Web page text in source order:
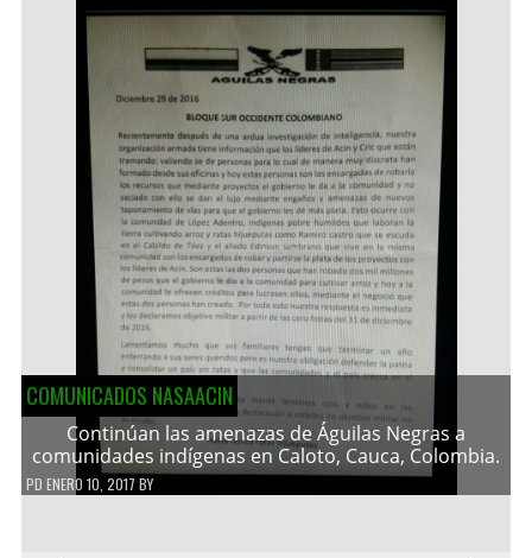
COMUNICADOS NASAACIN
Continúan las amenazas de Águilas Negras a
comunidades indígenas en Caloto, Cauca, Colombia.
PD ENERO 10, 2017 BY